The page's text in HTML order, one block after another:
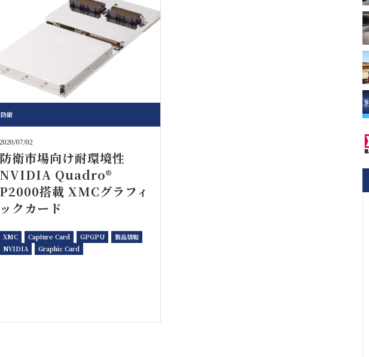
防衛
2020/07/02
防衛市場向け耐環境性
NVIDIA Quadro®
P2000搭載 XMCグラフィ
ックカード
XMC Capture Card GPGPU
製品情報
NVIDIA
Graphic Card